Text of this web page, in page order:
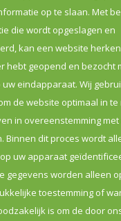
apothekersveld mee.
Management
Transmurale Zorg
op te slaan. Met
die wordt opgeslagen en
kan een website
hebt geopend en bezocht
eindapparaat. Wij
de website optimaal in te
in overeenstemming met
Binnen dit proces wordt
uw apparaat
gegevens worden alleen
toestemming of
is om de door